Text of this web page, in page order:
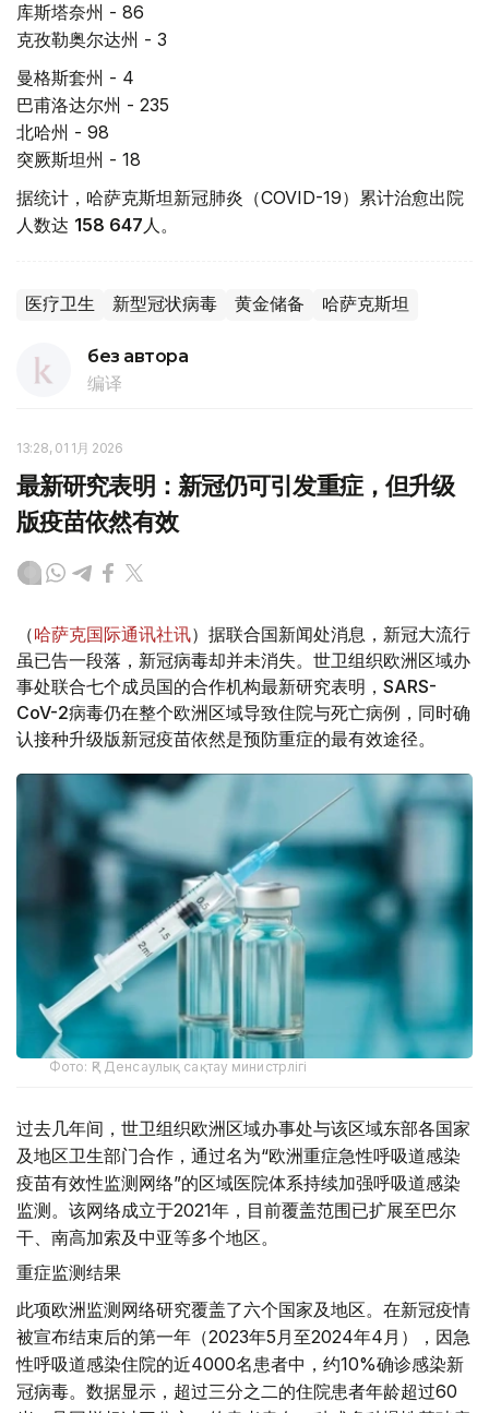
库斯塔奈州 - 86
克孜勒奥尔达州 - 3
曼格斯套州 - 4
巴甫洛达尔州 - 235
北哈州 - 98
突厥斯坦州 - 18
据统计，哈萨克斯坦新冠肺炎（COVID-19）累计治愈出院
人数达 158 647人。
医疗卫生 新型冠状病毒 黄金储备 哈萨克斯坦
без автора
编译
13:28, 01 1月 2026
最新研究表明：新冠仍可引发重症，但升级
版疫苗依然有效
（哈萨克国际通讯社讯）据联合国新闻处消息，新冠大流行
虽已告一段落，新冠病毒却并未消失。世卫组织欧洲区域办
事处联合七个成员国的合作机构最新研究表明，SARS-
CoV-2病毒仍在整个欧洲区域导致住院与死亡病例，同时确
认接种升级版新冠疫苗依然是预防重症的最有效途径。
Фото: ҚР Денсаулық сақтау министрлігі
过去几年间，世卫组织欧洲区域办事处与该区域东部各国家
及地区卫生部门合作，通过名为“欧洲重症急性呼吸道感染
疫苗有效性监测网络”的区域医院体系持续加强呼吸道感染
监测。该网络成立于2021年，目前覆盖范围已扩展至巴尔
干、南高加索及中亚等多个地区。
重症监测结果
此项欧洲监测网络研究覆盖了六个国家及地区。在新冠疫情
被宣布结束后的第一年（2023年5月至2024年4月），因急
性呼吸道感染住院的近4000名患者中，约10%确诊感染新
冠病毒。数据显示，超过三分之二的住院患者年龄超过60